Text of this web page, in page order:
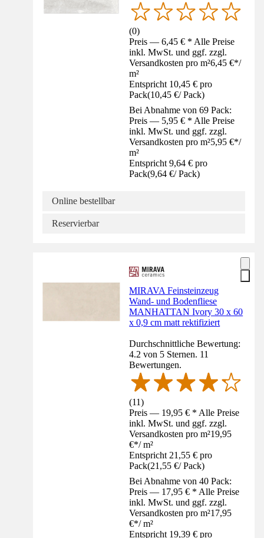
(0)
Preis — 6,45 € * Alle Preise
inkl. MwSt. und ggf. zzgl.
Versandkosten pro m²6,45 €*/
m²
Entspricht 10,45 € pro
Pack(10,45 €/ Pack)
Bei Abnahme von 69 Pack:
Preis — 5,95 € * Alle Preise
inkl. MwSt. und ggf. zzgl.
Versandkosten pro m²5,95 €*/
m²
Entspricht 9,64 € pro
Pack(9,64 €/ Pack)
Online bestellbar
Reservierbar
MIRAVA Feinsteinzeug
Wand- und Bodenfliese
MANHATTAN Ivory 30 x 60
x 0,9 cm matt rektifiziert
Durchschnittliche Bewertung:
4.2 von 5 Sternen. 11
Bewertungen.
(11)
Preis — 19,95 € * Alle Preise
inkl. MwSt. und ggf. zzgl.
Versandkosten pro m²19,95
€*/ m²
Entspricht 21,55 € pro
Pack(21,55 €/ Pack)
Bei Abnahme von 40 Pack:
Preis — 17,95 € * Alle Preise
inkl. MwSt. und ggf. zzgl.
Versandkosten pro m²17,95
€*/ m²
Entspricht 19,39 € pro